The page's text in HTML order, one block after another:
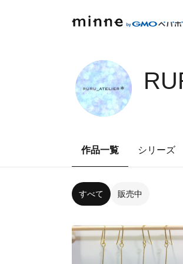
作品一覧 シリーズ
すべて 販売中